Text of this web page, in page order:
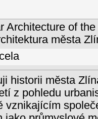
Architecture of
města
historii města
z pohledu
vznikajícím